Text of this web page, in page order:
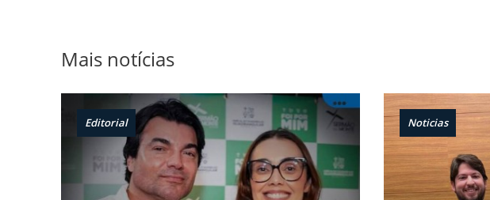
Mais notícias
Editorial Noticias